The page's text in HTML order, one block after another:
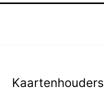
Kaartenhouders